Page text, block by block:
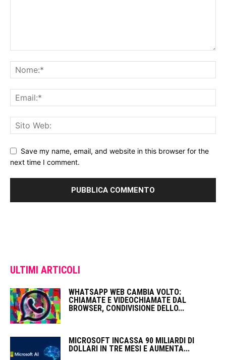
Save my name, email, and website in this browser for the
next time I comment.
ULTIMI ARTICOLI
WHATSAPP WEB CAMBIA VOLTO:
CHIAMATE E VIDEOCHIAMATE DAL
BROWSER, CONDIVISIONE DELLO...
MICROSOFT INCASSA 90 MILIARDI DI
DOLLARI IN TRE MESI E AUMENTA...